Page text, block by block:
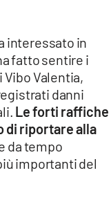
interessato in
fatto sentire i
Valentia,
danni
Le forti raffiche
di riportare alla
da tempo
importanti del